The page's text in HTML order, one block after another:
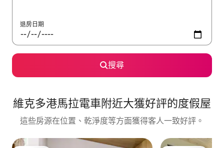
退房日期
搜尋
維克多港馬拉電車附近大獲好評的度假屋
這些房源在位置、乾淨度等方面獲得客人一致好評。